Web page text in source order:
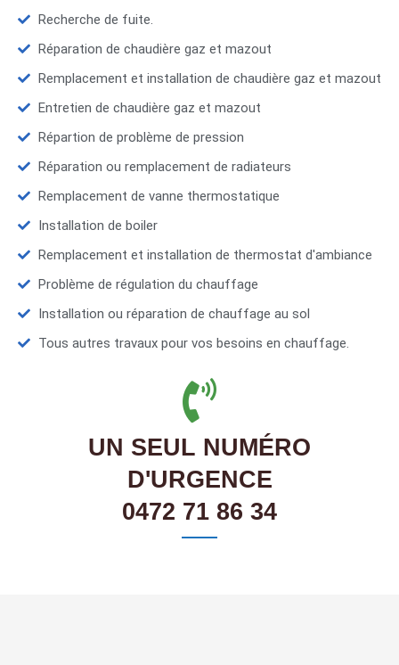
Recherche de fuite.
Réparation de chaudière gaz et mazout
Remplacement et installation de chaudière gaz et mazout
Entretien de chaudière gaz et mazout
Répartion de problème de pression
Réparation ou remplacement de radiateurs
Remplacement de vanne thermostatique
Installation de boiler
Remplacement et installation de thermostat d'ambiance
Problème de régulation du chauffage
Installation ou réparation de chauffage au sol
Tous autres travaux pour vos besoins en chauffage.
UN SEUL NUMÉRO
D'URGENCE
0472 71 86 34